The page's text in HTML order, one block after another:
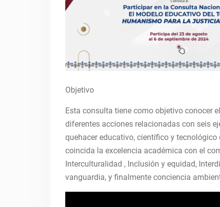
Objetivo
Esta consulta tiene como objetivo conocer
diferentes acciones relacionadas con seis
quehacer educativo, científico y
coincida la excelencia académica con el
Interculturalidad , Inclusión y equidad,
vanguardia, y finalmente conciencia